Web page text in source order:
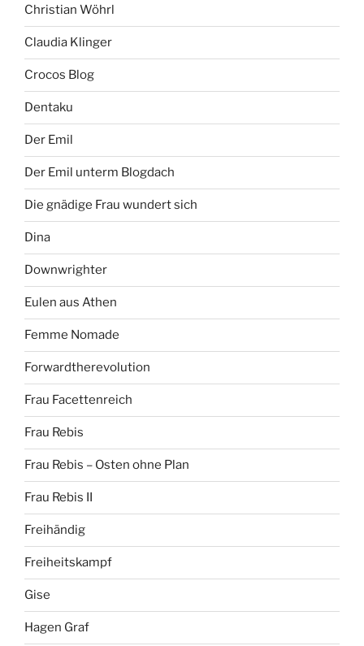
Christian Wöhrl
Claudia Klinger
Crocos Blog
Dentaku
Der Emil
Der Emil unterm Blogdach
Die gnädige Frau wundert sich
Dina
Downwrighter
Eulen aus Athen
Femme Nomade
Forwardtherevolution
Frau Facettenreich
Frau Rebis
Frau Rebis – Osten ohne Plan
Frau Rebis II
Freihändig
Freiheitskampf
Gise
Hagen Graf